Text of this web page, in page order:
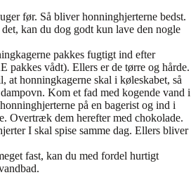
før. Så bliver honninghjerterne bedst.
kan du dog godt kun lave den nogle
pakkes fugtigt ind efter
pakkes vådt). Ellers er de tørre og hårde.
at honningkagerne skal i køleskabet, så
Kom et fad med kogende vand i
på en bagerist og ind i
Overtræk dem herefter med chokolade.
I skal spise samme dag. Ellers bliver
fast, kan du med fordel hurtigt